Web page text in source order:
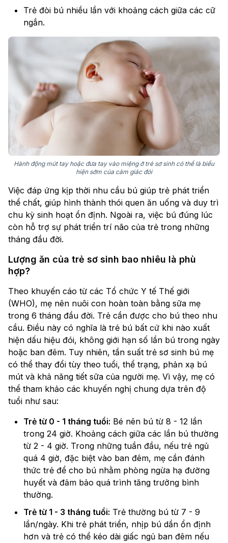
Trẻ đòi bú nhiều lần với khoảng cách giữa các cữ
ngắn.
Hành động mút tay hoặc đưa tay vào miệng ở trẻ sơ sinh có thể là biểu
hiện sớm của cảm giác đói
Việc đáp ứng kịp thời nhu cầu bú giúp trẻ phát triển
thể chất, giúp hình thành thói quen ăn uống và duy trì
chu kỳ sinh hoạt ổn định. Ngoài ra, việc bú đúng lúc
còn hỗ trợ sự phát triển trí não của trẻ trong những
tháng đầu đời.
Lượng ăn của trẻ sơ sinh bao nhiêu là phù
hợp?
Theo khuyến cáo từ các Tổ chức Y tế Thế giới
(WHO), mẹ nên nuôi con hoàn toàn bằng sữa mẹ
trong 6 tháng đầu đời. Trẻ cần được cho bú theo nhu
cầu. Điều này có nghĩa là trẻ bú bất cứ khi nào xuất
hiện dấu hiệu đói, không giới hạn số lần bú trong ngày
hoặc ban đêm. Tuy nhiên, tần suất trẻ sơ sinh bú mẹ
có thể thay đổi tùy theo tuổi, thể trạng, phản xạ bú
mút và khả năng tiết sữa của người mẹ. Vì vậy, mẹ có
thể tham khảo các khuyến nghị chung dựa trên độ
tuổi như sau:
Trẻ từ 0 - 1 tháng tuổi: Bé nên bú từ 8 - 12 lần
trong 24 giờ. Khoảng cách giữa các lần bú thường
từ 2 - 4 giờ. Trong những tuần đầu, nếu trẻ ngủ
quá 4 giờ, đặc biệt vào ban đêm, mẹ cần đánh
thức trẻ để cho bú nhằm phòng ngừa hạ đường
huyết và đảm bảo quá trình tăng trưởng bình
thường.
Trẻ từ 1 - 3 tháng tuổi: Trẻ thường bú từ 7 - 9
lần/ngày. Khi trẻ phát triển, nhịp bú dần ổn định
hơn và trẻ có thể kéo dài giấc ngủ ban đêm nếu